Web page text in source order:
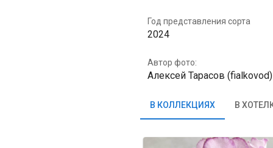
Год представления сорта
2024
Автор фото:
Алексей Тарасов (fialkovod)
В КОЛЛЕКЦИЯХ В